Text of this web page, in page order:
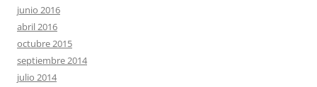
junio 2016
abril 2016
octubre 2015
septiembre 2014
julio 2014